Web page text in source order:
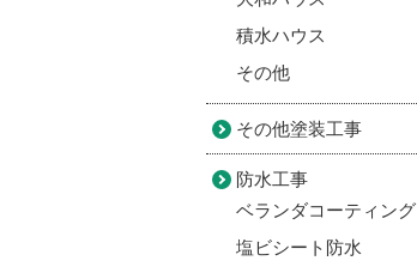
積水ハウス
その他
その他塗装工事
防水工事
ベランダコーティング
塩ビシート防水